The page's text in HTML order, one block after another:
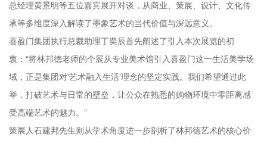
总经理黄景明等五位嘉宾展开对谈，从商业、策展、设计、文化传
承等多维度深入解读了墨象艺术的当代价值与深远意义。
喜盈门集团执行总裁助理丁奕辰首先阐述了引入本次展览的初
衷：“将林邦德老师的个展从专业美术馆引入喜盈门这一生活美学场
域，正是集团对‘艺术融入生活’理念的坚定实践。我们希望通过此
举，打破艺术与日常的壁垒，让公众在熟悉的购物环境中零距离感
受高端艺术的魅力。”
策展人石建邦先生则从学术角度进一步剖析了林邦德艺术的核心价